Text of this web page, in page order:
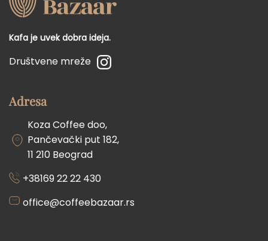
Kafa je uvek dobra ideja.
Društvene mreže
Adresa
Koza Coffee doo,
Pančevački put 182,
11 210 Beograd
+38169 22 22 430
office@coffeebazaar.rs